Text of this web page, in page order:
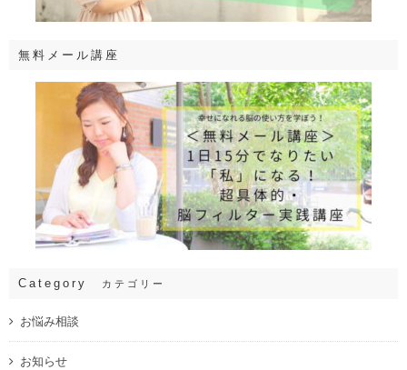
無料メール講座
Category カテゴリー
お悩み相談
お知らせ